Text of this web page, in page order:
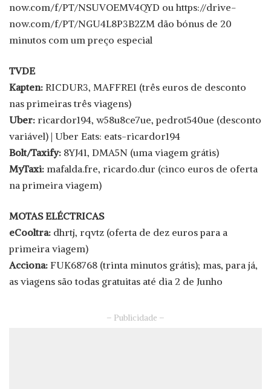
now.com/f/PT/NSUVOEMV4QYD ou https://drive-
now.com/f/PT/NGU4L8P3B2ZM dão bónus de 20
minutos com um preço especial
TVDE
Kapten: RICDUR3, MAFFRE1 (três euros de desconto
nas primeiras três viagens)
Uber: ricardor194, w58u8ce7ue, pedrot540ue (desconto
variável) | Uber Eats: eats-ricardor194
Bolt/Taxify: 8YJ41, DMA5N (uma viagem grátis)
MyTaxi: mafalda.fre, ricardo.dur (cinco euros de oferta
na primeira viagem)
MOTAS ELÉCTRICAS
eCooltra: dhrtj, rqvtz (oferta de dez euros para a
primeira viagem)
Acciona: FUK68768 (trinta minutos grátis); mas, para já,
as viagens são todas gratuitas até dia 2 de Junho
– Publicidade –